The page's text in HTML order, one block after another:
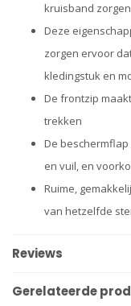
kruisband
Deze
zorgen ervoor
kledingstuk en
De frontzip
trekken
De
en vuil, en
Ruime,
van hetzelfde
Reviews
Gerelateerde